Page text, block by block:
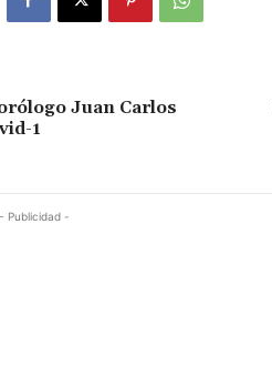
Juan Carlos
1
- Publicidad -